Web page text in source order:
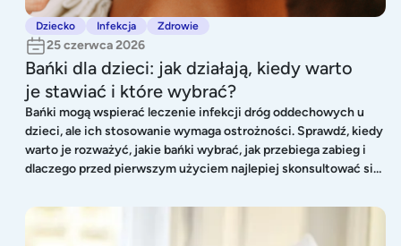
Dziecko Infekcja Zdrowie
25 czerwca 2026
Bańki dla dzieci: jak działają, kiedy warto
je stawiać i które wybrać?
Bańki mogą wspierać leczenie infekcji dróg oddechowych u
dzieci, ale ich stosowanie wymaga ostrożności. Sprawdź, kiedy
warto je rozważyć, jakie bańki wybrać, jak przebiega zabieg i
dlaczego przed pierwszym użyciem najlepiej skonsultować się
Mama ma katar – czy mogę zarazić niemowlę? Jak chronić dziecko przed